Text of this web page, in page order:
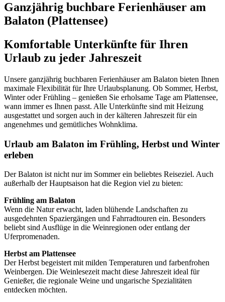
Ganzjährig buchbare Ferienhäuser am
Balaton (Plattensee)
Komfortable Unterkünfte für Ihren
Urlaub zu jeder Jahreszeit
Unsere ganzjährig buchbaren Ferienhäuser am Balaton bieten Ihnen
maximale Flexibilität für Ihre Urlaubsplanung. Ob Sommer, Herbst,
Winter oder Frühling – genießen Sie erholsame Tage am Plattensee,
wann immer es Ihnen passt. Alle Unterkünfte sind mit Heizung
ausgestattet und sorgen auch in der kälteren Jahreszeit für ein
angenehmes und gemütliches Wohnklima.
Urlaub am Balaton im Frühling, Herbst und Winter
erleben
Der Balaton ist nicht nur im Sommer ein beliebtes Reiseziel. Auch
außerhalb der Hauptsaison hat die Region viel zu bieten:
Frühling am Balaton
Wenn die Natur erwacht, laden blühende Landschaften zu
ausgedehnten Spaziergängen und Fahrradtouren ein. Besonders
beliebt sind Ausflüge in die Weinregionen oder entlang der
Uferpromenaden.
Herbst am Plattensee
Der Herbst begeistert mit milden Temperaturen und farbenfrohen
Weinbergen. Die Weinlesezeit macht diese Jahreszeit ideal für
Genießer, die regionale Weine und ungarische Spezialitäten
entdecken möchten.